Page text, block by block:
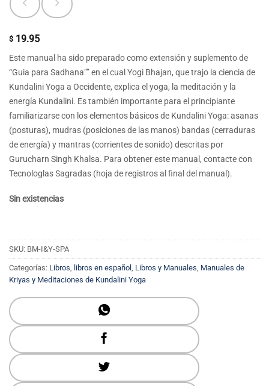
$ 19.95
Este manual ha sido preparado como extensión y suplemento de
“Guia para Sadhana”” en el cual Yogi Bhajan, que trajo la ciencia de
Kundalini Yoga a Occidente, explica el yoga, la meditación y la
energía Kundalini. Es también importante para el principiante
familiarizarse con los elementos básicos de Kundalini Yoga: asanas
(posturas), mudras (posiciones de las manos) bandas (cerraduras
de energía) y mantras (corrientes de sonido) descritas por
Gurucharn Singh Khalsa. Para obtener este manual, contacte con
Tecnologlas Sagradas (hoja de registros al final del manual).
Sin existencias
SKU: BM-I&Y-SPA
Categorías: Libros libros en español Libros y Manuales Manuales de
Kriyas y Meditaciones de Kundalini Yoga